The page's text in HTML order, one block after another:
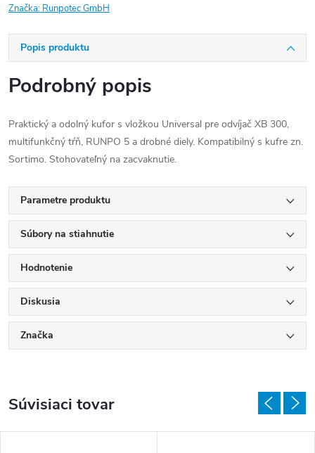
Značka: Runpotec GmbH
Popis produktu
Podrobný popis
Praktický a odolný kufor s vložkou Universal pre odvíjač XB 300,
multifunkčný tŕň, RUNPO 5 a drobné diely. Kompatibilný s kufre zn.
Sortimo. Stohovateľný na zacvaknutie.
Parametre produktu
Súbory na stiahnutie
Hodnotenie
Diskusia
Značka
Súvisiaci tovar